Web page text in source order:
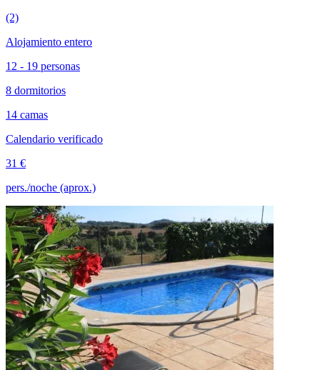
(2)
Alojamiento entero
12 - 19 personas
8 dormitorios
14 camas
Calendario verificado
31 €
pers./noche (aprox.)